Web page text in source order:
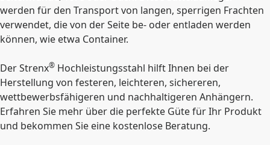
werden für den Transport von langen, sperrigen Frachten
verwendet, die von der Seite be- oder entladen werden
können, wie etwa Container.
Der Strenx® Hochleistungsstahl hilft Ihnen bei der
Herstellung von festeren, leichteren, sichereren,
wettbewerbsfähigeren und nachhaltigeren Anhängern.
Erfahren Sie mehr über die perfekte Güte für Ihr Produkt
und bekommen Sie eine kostenlose Beratung.